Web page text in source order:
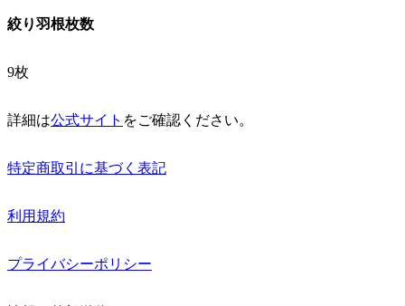
絞り羽根枚数
9枚
詳細は公式サイト をご確認ください。
特定商取引に基づく表記
利用規約
プライバシーポリシー